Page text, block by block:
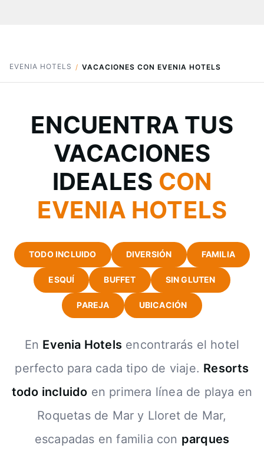
EVENIA HOTELS VACACIONES CON EVENIA HOTELS
ENCUENTRA TUS
VACACIONES
IDEALES CON
EVENIA HOTELS
TODO INCLUIDO DIVERSIÓN FAMILIA
ESQUÍ BUFFET SIN GLUTEN
PAREJA UBICACIÓN
En Evenia Hotels encontrarás el hotel
perfecto para cada tipo de viaje. Resorts
todo incluido en primera línea de playa en
Roquetas de Mar y Lloret de Mar,
escapadas en familia con parques